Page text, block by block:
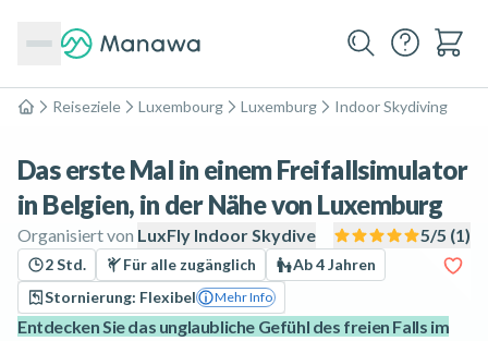
Home
Reiseziele Luxembourg Luxemburg Indoor Skydiving
Das erste Mal in einem Freifallsimulator
in Belgien, in der Nähe von Luxemburg
Organisiert von LuxFly Indoor Skydive 5/5 (1)
2 Std. Für alle zugänglich
Ab 4 Jahren
Stornierung: Flexibel
Mehr Info
Entdecken Sie das unglaubliche Gefühl des freien Falls im